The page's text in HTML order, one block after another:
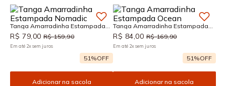
Tanga Amarradinha Estampada
Nomadic
R$ 79,00 R$ 159,90
Em até 2xsem juros
51%OFF
Adicionar na sacola
Tanga Amarradinha Estampada
Ocean
R$ 84,00 R$ 169,90
Em até 2xsem juros
51%OFF
Adicionar na sacola